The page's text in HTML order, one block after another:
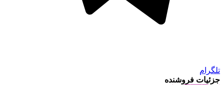
تلگرام
جزئیات فروشنده